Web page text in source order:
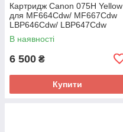
Картридж Canon 075H Yellow
для MF664Cdw/ MF667Cdw
LBP646Cdw/ LBP647Cdw
(6366C002AA)
В наявності
6 500 ₴
Купити